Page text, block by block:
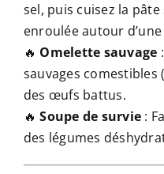
sel, puis cuisez la
enroulée autour
🔥 Omelette sauvage
sauvages comestibles
des œufs battus.
🔥Soupe de survie :
des légumes